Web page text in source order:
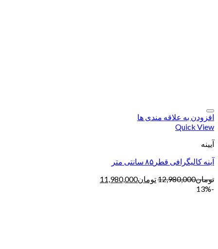
افزودن به علاقه مندی ها
Quick View
آیینه
آینه کالیگرافی قطر۸۵ سانتی متر
تومان12,980,000تومان11,980,000
-13%